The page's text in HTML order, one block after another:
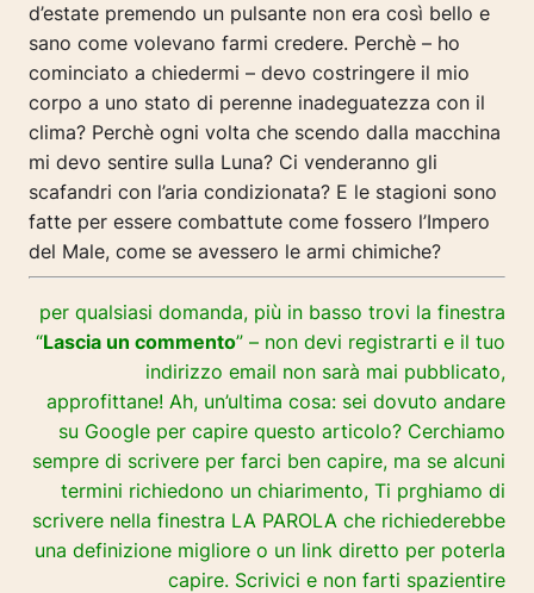
d’estate premendo un pulsante non era così bello e
sano come volevano farmi credere. Perchè – ho
cominciato a chiedermi – devo costringere il mio
corpo a uno stato di perenne inadeguatezza con il
clima? Perchè ogni volta che scendo dalla macchina
mi devo sentire sulla Luna? Ci venderanno gli
scafandri con l’aria condizionata? E le stagioni sono
fatte per essere combattute come fossero l’Impero
del Male, come se avessero le armi chimiche?
per qualsiasi domanda, più in basso trovi la finestra
“Lascia un commento” – non devi registrarti e il tuo
indirizzo email non sarà mai pubblicato,
approfittane! Ah, un’ultima cosa: sei dovuto andare
su Google per capire questo articolo? Cerchiamo
sempre di scrivere per farci ben capire, ma se alcuni
termini richiedono un chiarimento, Ti prghiamo di
scrivere nella finestra LA PAROLA che richiederebbe
una definizione migliore o un link diretto per poterla
capire. Scrivici e non farti spazientire